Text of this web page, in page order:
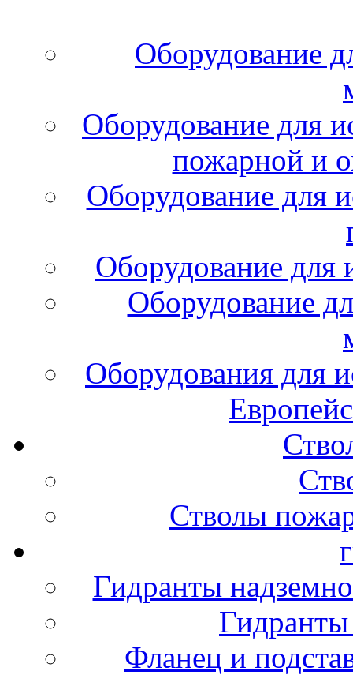
Оборудование
Оборудование для
пожарной и
Оборудование для
Оборудование для
Оборудование
Оборудования для
Стволы
Гидранты
Фланец и